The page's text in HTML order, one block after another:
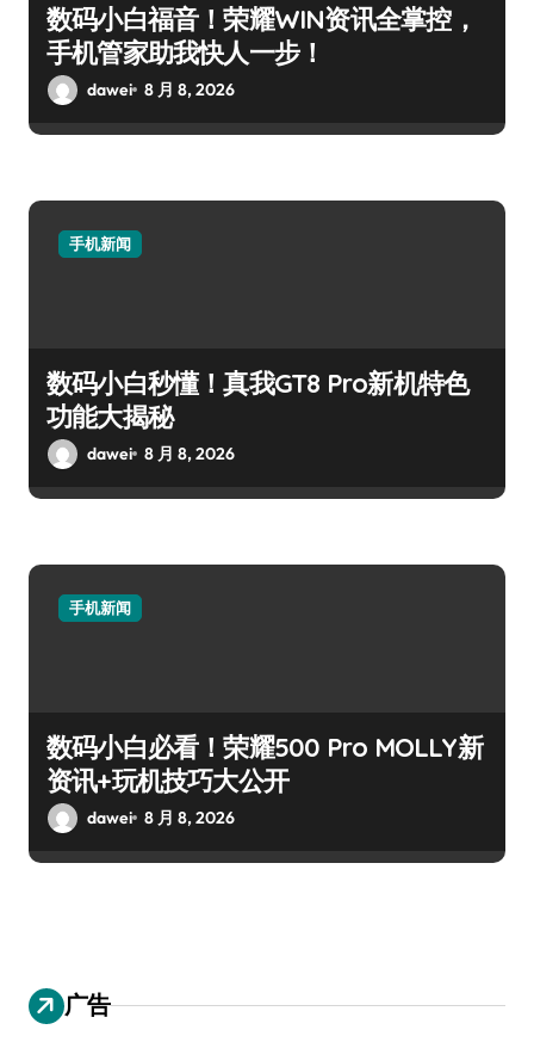
数码小白福音！荣耀WIN资讯全掌控，
手机管家助我快人一步！
dawei 8 月 8, 2026
手机新闻
数码小白秒懂！真我GT8 Pro新机特色
功能大揭秘
dawei 8 月 8, 2026
手机新闻
数码小白必看！荣耀500 Pro MOLLY新
资讯+玩机技巧大公开
dawei 8 月 8, 2026
广告